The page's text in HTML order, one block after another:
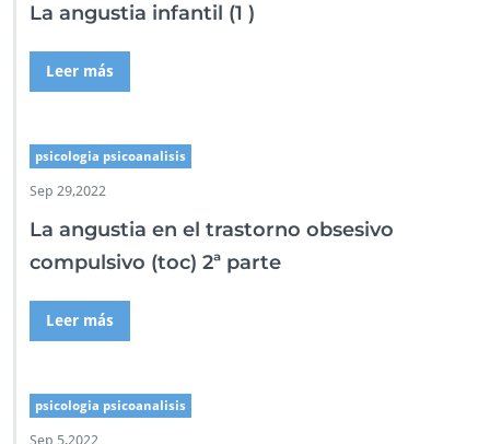
La angustia infantil (1 )
Leer más
psicologia psicoanalisis
Sep 29,2022
La angustia en el trastorno obsesivo
compulsivo (toc) 2ª parte
Leer más
psicologia psicoanalisis
Sep 5,2022